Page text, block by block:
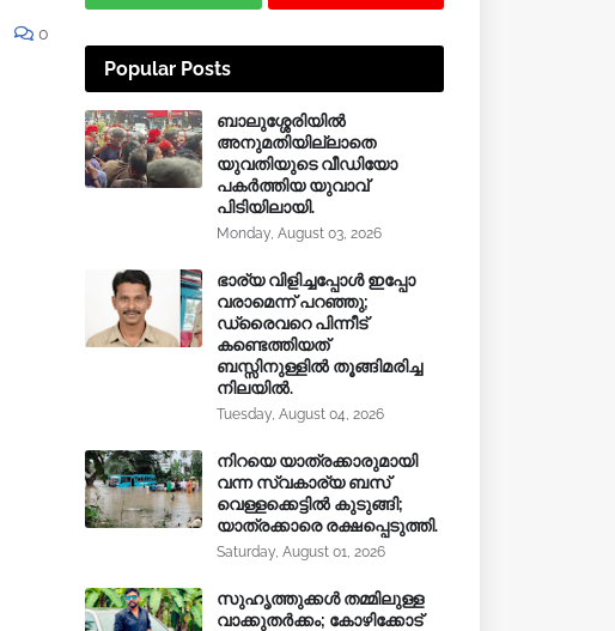
0
Popular Posts
ബാലുശ്ശേരിയിൽ
അനുമതിയില്ലാതെ
യുവതിയുടെ വീഡിയോ
പകർത്തിയ യുവാവ്
പിടിയിലായി.
Monday, August 03, 2026
ഭാര്യ വിളിച്ചപ്പോള്‍ ഇപ്പോ
വരാമെന്ന് പറഞ്ഞു;
ഡ്രൈവറെ പിന്നീട്
കണ്ടെത്തിയത്
ബസ്സിനുള്ളില്‍ തൂങ്ങിമരിച്ച
നിലയിൽ.
Tuesday, August 04, 2026
നിറയെ യാത്രക്കാരുമായി
വന്ന സ്വകാര്യ ബസ്
വെള്ളക്കെട്ടിൽ കുടുങ്ങി;
യാത്രക്കാരെ രക്ഷപ്പെടുത്തി.
Saturday, August 01, 2026
സുഹൃത്തുക്കൾ തമ്മിലുള്ള
വാക്കുതർക്കം; കോഴിക്കോട്